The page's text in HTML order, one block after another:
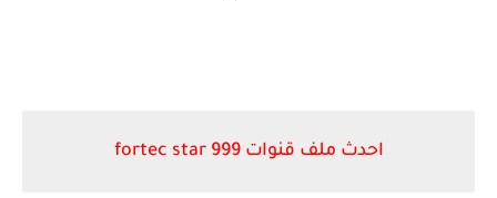
احدث ملف قنوات fortec star 999